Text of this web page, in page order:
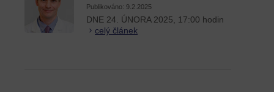
Publikováno: 9.2.2025
DNE 24. ÚNORA 2025, 17:00 hodin
celý článek